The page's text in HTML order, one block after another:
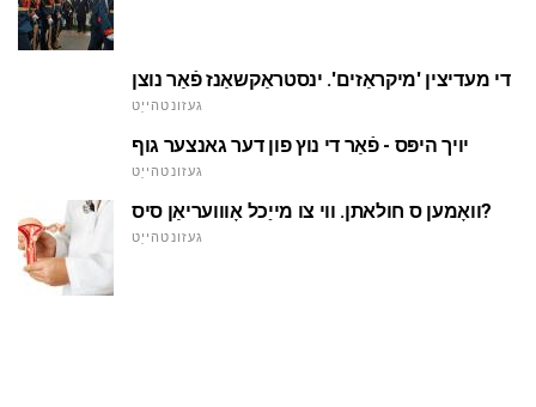
די מעדיצין 'מיקראַזים'. ינסטראַקשאַנז פֿאַר נוצן
געזונטהייַט
יויך היפּס - פֿאַר די נוץ פון דער גאנצער גוף
געזונטהייַט
וואָמען ס חולאתן. ווי צו מייַכל אָווועריאַן סיס?
געזונטהייַט